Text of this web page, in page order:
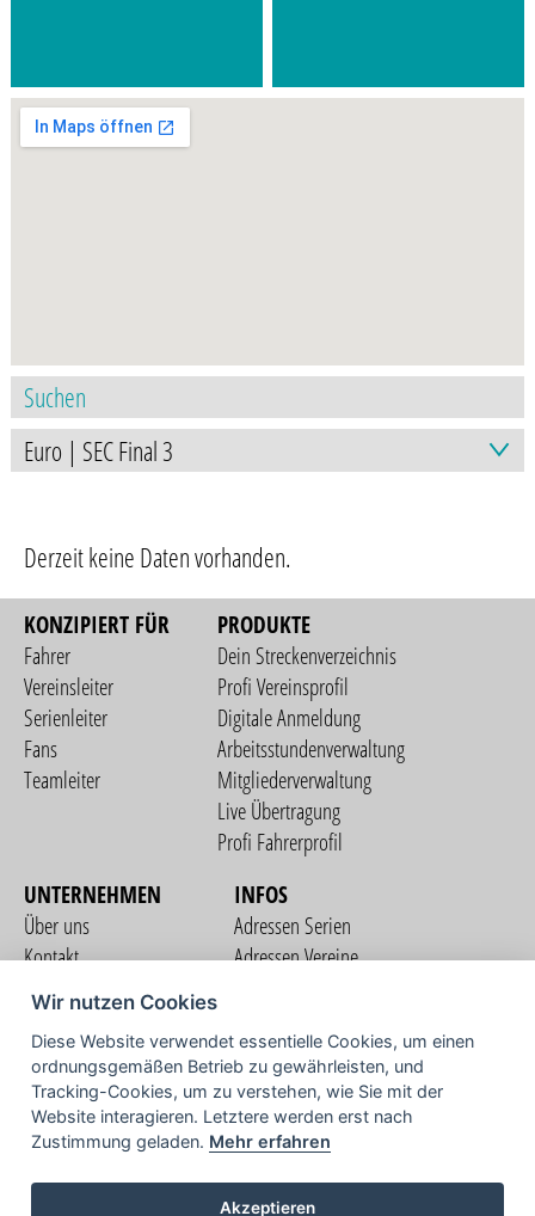
Derzeit keine Daten vorhanden.
KONZIPIERT FÜR
Fahrer
Vereinsleiter
Serienleiter
Fans
Teamleiter
PRODUKTE
Dein Streckenverzeichnis
Profi Vereinsprofil
Digitale Anmeldung
Arbeitsstundenverwaltung
Mitgliederverwaltung
Live Übertragung
Profi Fahrerprofil
UNTERNEHMEN
Über uns
Kontakt
Nutzungsbedingungen
Datenschutzerklärung
Impressum
INFOS
Adressen Serien
Adressen Vereine
COMMUNITY
TV
Wir nutzen Cookies
Diese Website verwendet essentielle Cookies, um einen
ordnungsgemäßen Betrieb zu gewährleisten, und
Tracking-Cookies, um zu verstehen, wie Sie mit der
Website interagieren. Letztere werden erst nach
Zustimmung geladen. Mehr erfahren
Akzeptieren